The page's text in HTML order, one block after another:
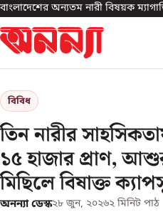
বাংলাদেশের অন্যতম নারী বিষয়ক
বিবিধ
তিন নারীর
১৫ হাজার প্রাণ,
মিছিলে বিষাক্ত
অনন্যা ডেস্ক২৮ জুন, ২০২৬২ মিনিট পাঠ